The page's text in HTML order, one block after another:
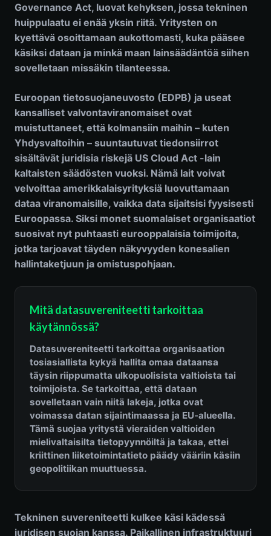
Governance Act, luovat kehyksen, jossa tekninen
huippulaatu ei enää yksin riitä. Yritysten on
kyettävä osoittamaan aukottomasti, kuka pääsee
käsiksi dataan ja minkä maan lainsäädäntöä siihen
sovelletaan missäkin tilanteessa.
Euroopan tietosuojaneuvosto (EDPB) ja useat
kansalliset valvontaviranomaiset ovat
muistuttaneet, että kolmansiin maihin – kuten
Yhdysvaltoihin – suuntautuvat tiedonsiirrot
sisältävät juridisia riskejä US Cloud Act -lain
kaltaisten säädösten vuoksi. Nämä lait voivat
velvoittaa amerikkalaisyrityksiä luovuttamaan
dataa viranomaisille, vaikka data sijaitsisi fyysisesti
Euroopassa. Siksi monet suomalaiset organisaatiot
suosivat nyt puhtaasti eurooppalaisia toimijoita,
jotka tarjoavat täyden näkyvyyden konesalien
hallintaketjuun ja omistuspohjaan.
Mitä datasuvereniteetti tarkoittaa
käytännössä?
Datasuvereniteetti tarkoittaa organisaation
tosiasiallista kykyä hallita omaa dataansa
täysin riippumatta ulkopuolisista valtioista tai
toimijoista. Se tarkoittaa, että dataan
sovelletaan vain niitä lakeja, jotka ovat
voimassa datan sijaintimaassa ja EU-alueella.
Tämä suojaa yritystä vieraiden valtioiden
mielivaltaisilta tietopyynnöiltä ja takaa, ettei
kriittinen liiketoimintatieto päädy vääriin käsiin
geopolitiikan muuttuessa.
Tekninen suvereniteetti kulkee käsi kädessä
juridisen suojan kanssa. Paikallinen infrastruktuuri